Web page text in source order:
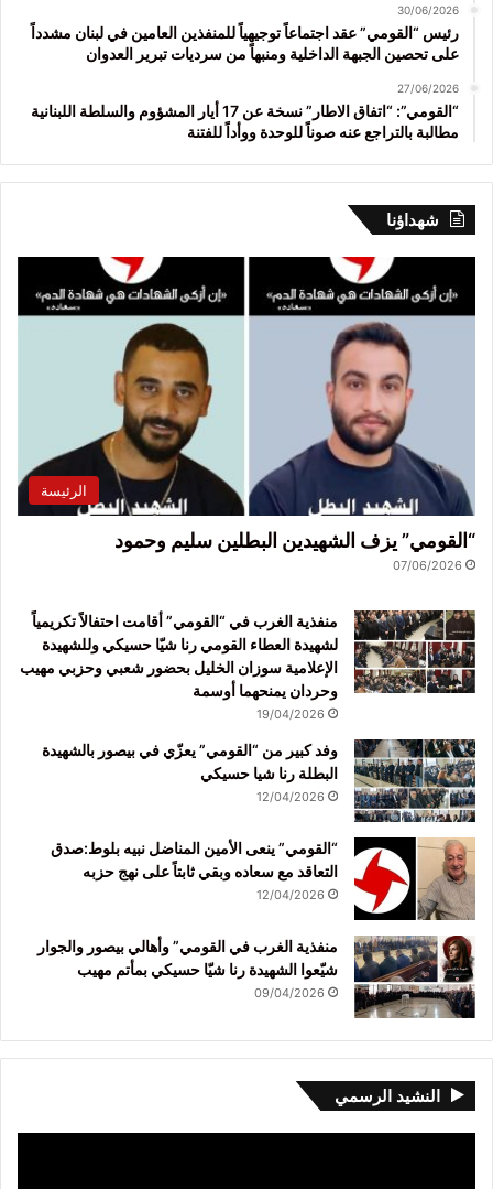
30/06/2026
رئيس “القومي” عقد اجتماعاً توجيهياً للمنفذين العامين في لبنان مشدداً
على تحصين الجبهة الداخلية ومنبهاً من سرديات تبرير العدوان
27/06/2026
“القومي”: “اتفاق الاطار” نسخة عن 17 أيار المشؤوم والسلطة اللبنانية
مطالبة بالتراجع عنه صوناً للوحدة ووأداً للفتنة
شهداؤنا
الرئيسة
“القومي” يزف الشهيدين البطلين سليم وحمود
07/06/2026
منفذية الغرب في “القومي” أقامت احتفالاً تكريمياً
لشهيدة العطاء القومي رنا شيّا حسيكي وللشهيدة
الإعلامية سوزان الخليل بحضور شعبي وحزبي مهيب
وحردان يمنحهما أوسمة
19/04/2026
وفد كبير من “القومي” يعزّي في بيصور بالشهيدة
البطلة رنا شيا حسيكي
12/04/2026
“القومي” ينعى الأمين المناضل نبيه بلوط:صدق
التعاقد مع سعاده وبقي ثابتاً على نهج حزبه
12/04/2026
منفذية الغرب في القومي” وأهالي بيصور والجوار
شيّعوا الشهيدة رنا شيّا حسيكي بمأتم مهيب
09/04/2026
النشيد الرسمي